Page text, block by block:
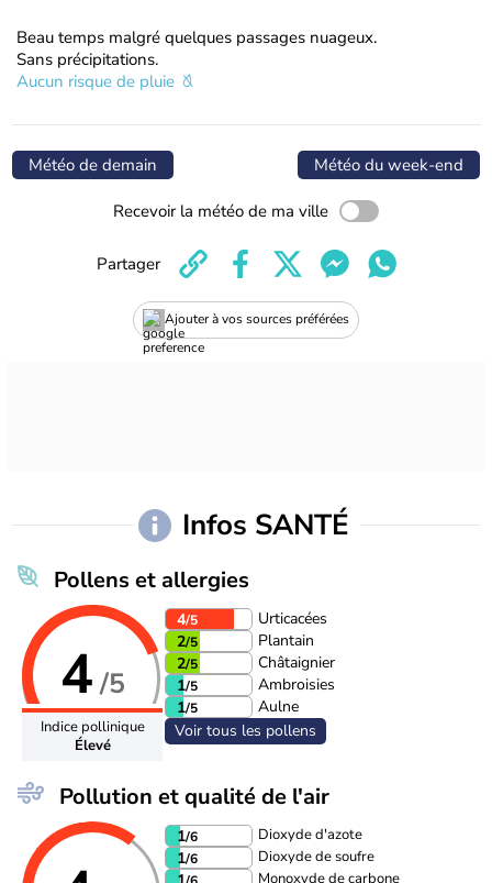
Beau temps malgré quelques passages nuageux.
Sans précipitations.
Aucun risque de pluie
Météo de demain Météo du week-end
Recevoir la météo de ma ville
Ajouter à vos sources préférées
Partager
Infos SANTÉ
Pollens et allergies
4/5
Indice pollinique
Élevé
4/5
Urticacées
2/5
Plantain
2/5
Châtaignier
1/5
Ambroisies
1/5
Aulne
Voir tous les pollens
Pollution et qualité de l'air
1/6 Dioxyde d'azote
1/6 Dioxyde de soufre
Monoxyde de carbone